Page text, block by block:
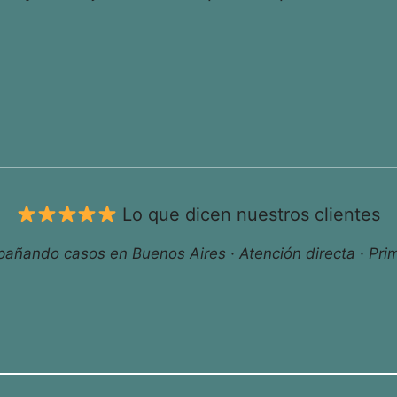
Lo que dicen nuestros clientes
casos en Buenos Aires · Atención directa ·